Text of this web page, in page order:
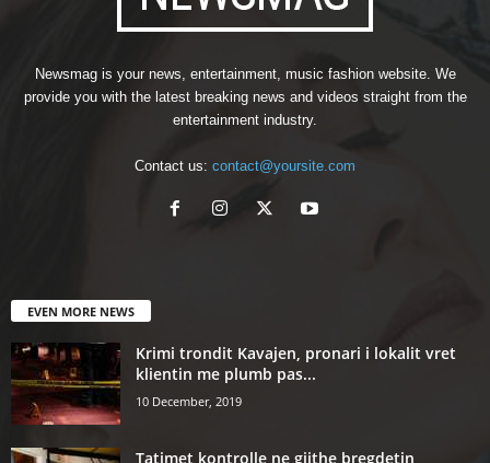
Newsmag is your news, entertainment, music fashion website. We
provide you with the latest breaking news and videos straight from the
entertainment industry.
Contact us: contact@yoursite.com
EVEN MORE NEWS
Krimi trondit Kavajen, pronari i lokalit vret
klientin me plumb pas...
10 December, 2019
Tatimet kontrolle ne gjithe bregdetin,